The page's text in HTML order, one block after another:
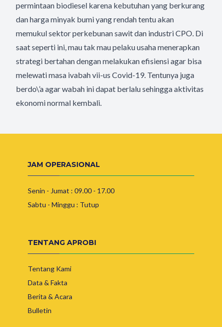
permintaan biodiesel karena kebutuhan yang berkurang
dan harga minyak bumi yang rendah tentu akan
memukul sektor perkebunan sawit dan industri CPO. Di
saat seperti ini, mau tak mau pelaku usaha menerapkan
strategi bertahan dengan melakukan efisiensi agar bisa
melewati masa ivabah vii-us Covid-19. Tentunya juga
berdo\’a agar wabah ini dapat berlalu sehingga aktivitas
ekonomi normal kembali.
JAM OPERASIONAL
Senin - Jumat : 09.00 - 17.00
Sabtu - Minggu : Tutup
TENTANG APROBI
Tentang Kami
Data & Fakta
Berita & Acara
Bulletin